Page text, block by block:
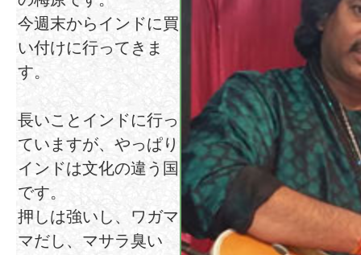
今週末からインドに買
い付けに行ってきま
す。
長いことインドに行っ
ていますが、やっぱり
インドは文化の違う国
です。
押しは強いし、ワガマ
マだし、マサラ臭い